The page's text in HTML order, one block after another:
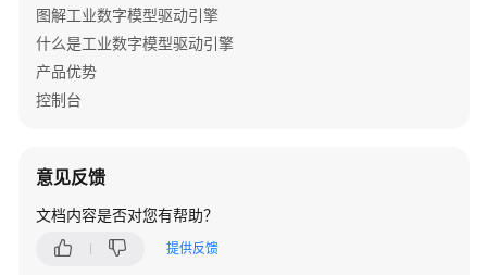
指
南
计
用
指
图解工业数字模型驱动引擎
什么是工业数字模型驱动引擎
产品优势
控制台
意见反馈
文档内容是否对您有帮助？
提供反馈